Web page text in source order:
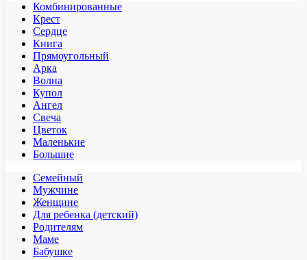
Комбинированные
Крест
Сердце
Книга
Прямоугольный
Арка
Волна
Купол
Ангел
Свеча
Цветок
Маленькие
Большие
Семейный
Мужчине
Женщине
Для ребенка (детский)
Родителям
Маме
Бабушке